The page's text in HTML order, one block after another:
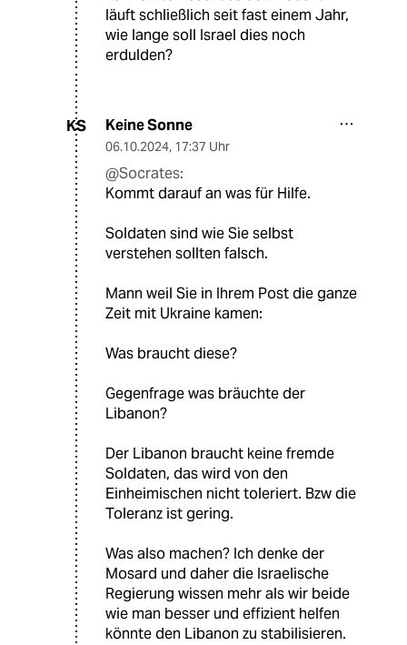
läuft schließlich seit fast einem Jahr,
wie lange soll Israel dies noch
erdulden?
KS Keine Sonne
06.10.2024, 17:37 Uhr
@Socrates:
Kommt darauf an was für Hilfe.
Soldaten sind wie Sie selbst
verstehen sollten falsch.
Mann weil Sie in Ihrem Post die ganze
Zeit mit Ukraine kamen:
Was braucht diese?
Gegenfrage was bräuchte der
Libanon?
Der Libanon braucht keine fremde
Soldaten, das wird von den
Einheimischen nicht toleriert. Bzw die
Toleranz ist gering.
Was also machen? Ich denke der
Mosard und daher die Israelische
Regierung wissen mehr als wir beide
wie man besser und effizient helfen
könnte den Libanon zu stabilisieren.